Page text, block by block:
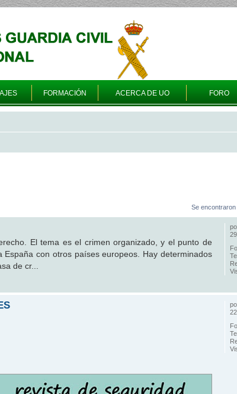
FORMACIÓN ACERCA DE UO FORO
Se
El tema es el crimen organizado, y el punto de
con otros países europeos. Hay determinados
de cr...